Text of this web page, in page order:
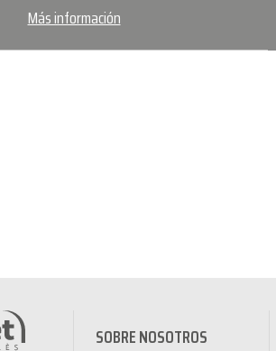
Más información
SOBRE NOSOTROS